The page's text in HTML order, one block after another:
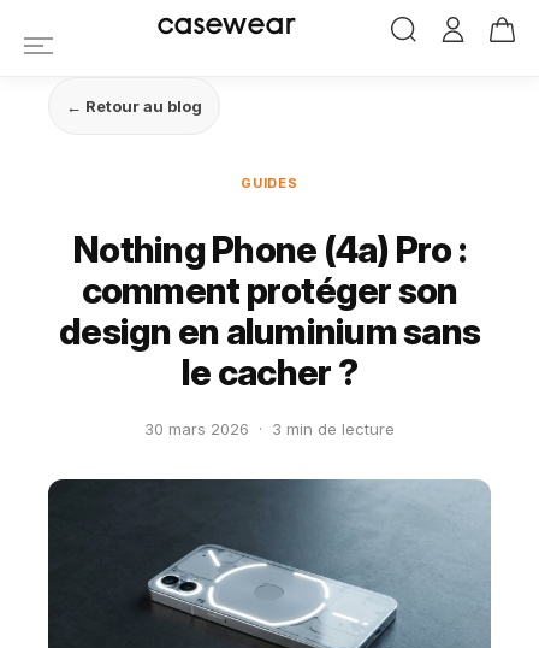
casewear
← Retour au blog
GUIDES
Nothing Phone (4a) Pro :
comment protéger son
design en aluminium sans
le cacher ?
30 mars 2026 · 3 min de lecture